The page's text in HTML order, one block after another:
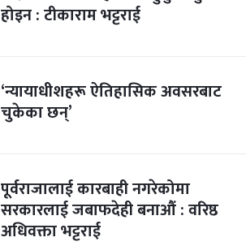
होइन : टीकाराम भट्टराई
‘न्यायाधीशहरू ऐतिहासिक अवसरबाट
चुकेका छन्’
पूर्वराजालाई कारबाही नगरेकोमा
सरकारलाई जबाफदेही बनाऔं : वरिष्ठ
अधिवक्ता भट्टराई